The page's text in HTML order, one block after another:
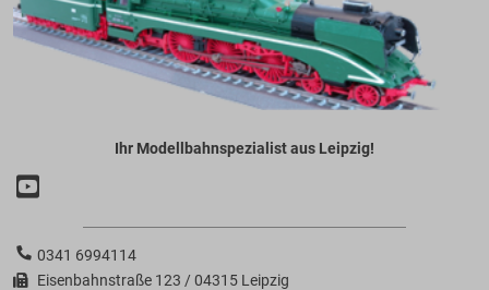
Ihr Modellbahnspezialist aus Leipzig!
0341 6994114
Eisenbahnstraße 123 / 04315 Leipzig